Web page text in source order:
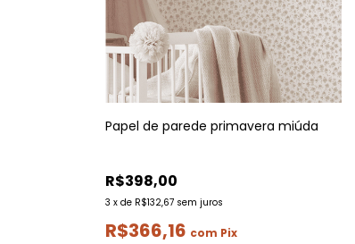
Papel de parede primavera miúda
R$398,00
3 x de R$132,67 sem juros
R$366,16 com Pix